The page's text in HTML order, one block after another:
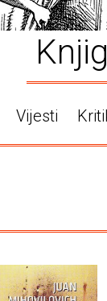
Vijesti